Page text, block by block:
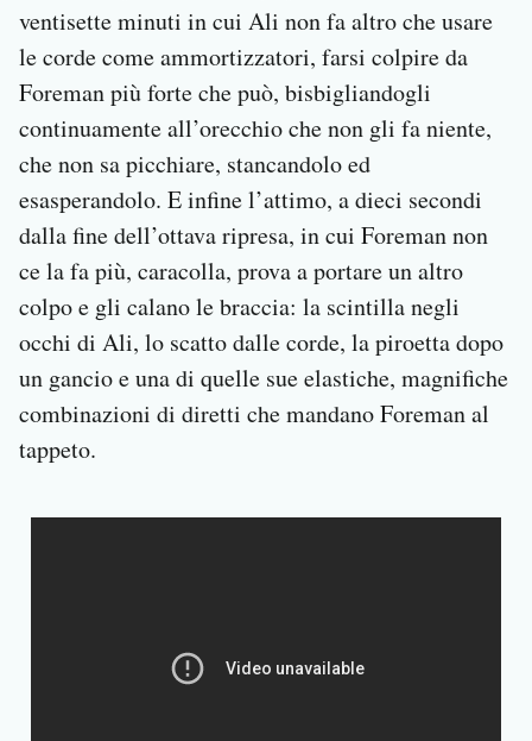
ventisette minuti in cui Ali non fa altro che usare
le corde come ammortizzatori, farsi colpire da
Foreman più forte che può, bisbigliandogli
continuamente all’orecchio che non gli fa niente,
che non sa picchiare, stancandolo ed
esasperandolo. E infine l’attimo, a dieci secondi
dalla fine dell’ottava ripresa, in cui Foreman non
ce la fa più, caracolla, prova a portare un altro
colpo e gli calano le braccia: la scintilla negli
occhi di Ali, lo scatto dalle corde, la piroetta dopo
un gancio e una di quelle sue elastiche, magnifiche
combinazioni di diretti che mandano Foreman al
tappeto.